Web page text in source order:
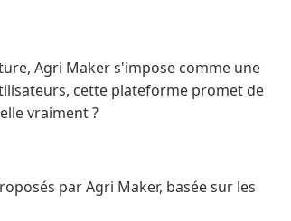
Agri Maker s'impose comme une
cette plateforme promet de
vraiment ?
par Agri Maker, basée sur les